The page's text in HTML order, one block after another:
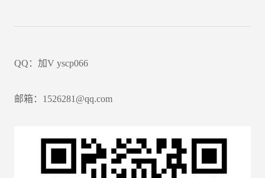
QQ：加V yscp066
邮箱：1526281@qq.com